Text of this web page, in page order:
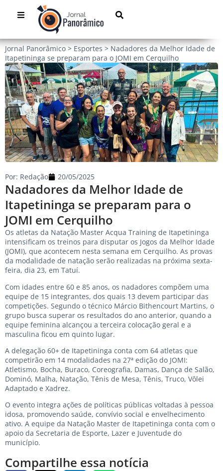
Jornal Panorâmico > Esportes > Nadadores da Melhor Idade de
Itapetininga se preparam para o JOMI em Cerquilho
Nadadores da Melhor Idade de
Itapetininga se preparam para o
JOMI em Cerquilho
Por: Redação 20/05/2025
Os atletas da Natação Master Acqua Training de Itapetininga
intensificam os treinos para disputar os Jogos da Melhor Idade
(JOMI), que acontecem nesta semana em Cerquilho. As provas
da modalidade de natação serão realizadas na próxima sexta-
feira, dia 23, em Tatuí.
Com idades entre 60 e 85 anos, os nadadores compõem uma
equipe de 15 integrantes, dos quais 13 devem participar das
competições. Segundo o técnico Márcio Bithencourt Martins, o
grupo busca superar os resultados do ano anterior, quando a
equipe feminina alcançou a terceira colocação geral e a
masculina ficou em quinto lugar.
A delegação 60+ de Itapetininga conta com 64 atletas que
competirão em 14 modalidades na 27ª edição do JOMI:
Atletismo, Bocha, Buraco, Coreografia, Damas, Dança de Salão,
Dominó, Malha, Natação, Tênis de Mesa, Tênis, Truco, Vôlei
Adaptado e Xadrez.
O evento integra ações de políticas públicas voltadas à pessoa
idosa, promovendo saúde, convívio social e envelhecimento
ativo. A equipe da Natação Master de Itapetininga conta com o
apoio da Secretaria de Esporte, Lazer e Juventude do
município.
Compartilhe essa notícia